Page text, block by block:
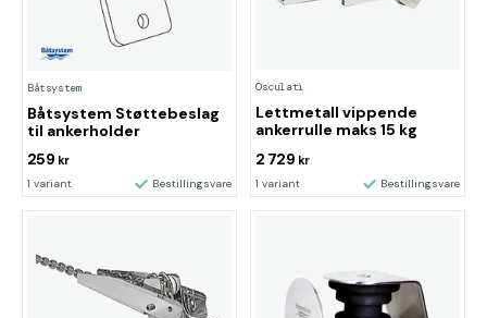
Båtsystem
Båtsystem Støttebeslag
til ankerholder
259 kr
1 variant Bestillingsvare
Osculati
Lettmetall vippende
ankerrulle maks 15 kg
2 729 kr
1 variant Bestillingsvare